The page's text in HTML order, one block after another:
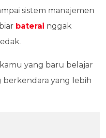
sistem manajemen
baterai nggak
yang baru belajar
berkendara yang lebih